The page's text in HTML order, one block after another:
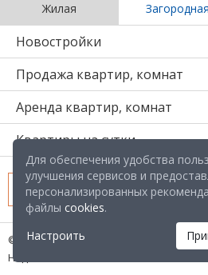
Жилая Загородная
Новостройки
Продажа квартир, комнат
Аренда квартир, комнат
Квартиры на сутки
Добавить
© 2005-2026
Недвижимость на REALT.BY
Для обеспечения удобства
улучшения сервисов и
персонализированных
файлы cookies.
Настроить